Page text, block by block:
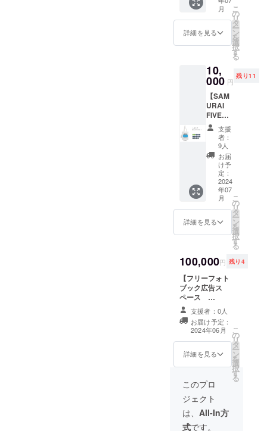
クネー
ムな
ご記載
くださ
場合
は、非
掲載と
なりま
すので
ご注意
くださ
い。 ※
消費
税・送
料込み
の金額
です
際は、
備考欄
にご記
入くだ
料込み
の金額
です。
開：
130、
140、
150、
160、
L、O、
XO、
XXO、
XXO ※
消費
税・送
料込み
の金額
です。
月
詳細を見る
こ
の
リ
タ
ー
ン
を
選
択
す
る
10,
000 円
残り11
【SAM
URAI
FIVE
トート
バッグ&
缶バッ
ジセッ
トコー
ス
10,000
円】
トート
バッグ
に付け
られる
缶バッ
ト。 黄
緑×２
（１、
２）、
、４、
５、
６、
７、
８、
11、
12、
13、
14）の
14個
支援
者：
9人
お届
け予
定：
2024
年07
月
詳細を見る
こ
の
リ
タ
ー
ン
を
選
択
す
る
100,000円 残り4
【フリーフォト
ブック広告ス
ペース
100,000円（限
定4口）】 大会
の様子を冊子に
したフリーフォ
トブック（非売
品）に掲載する
1/2）を提供致し
ます。限定4口と
し、その中でオ
リジナルデザイ
ンの広告を掲載
する事が可能で
支援者：0人
お届け予定：
2024年06月
詳細を見る
こ
の
リ
タ
ー
ン
を
選
択
す
る
このプロ
ジェクト
は、 All-In方
式です。